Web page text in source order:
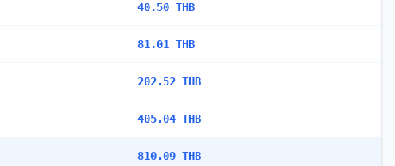
40.50 THB
81.01 THB
202.52 THB
405.04 THB
810.09 THB